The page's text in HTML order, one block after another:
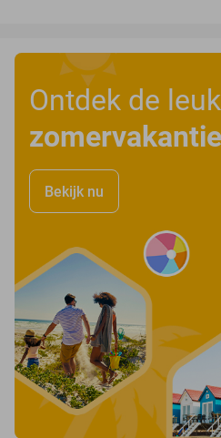
Ontdek de
Bekijk nu